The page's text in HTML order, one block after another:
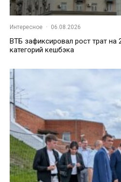
Интересное · 06.08.2026
ВТБ зафиксировал рост трат на
категорий кешбэка